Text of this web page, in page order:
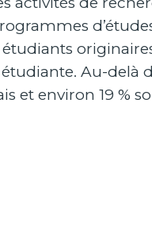
Au-delà
et environ 19 %